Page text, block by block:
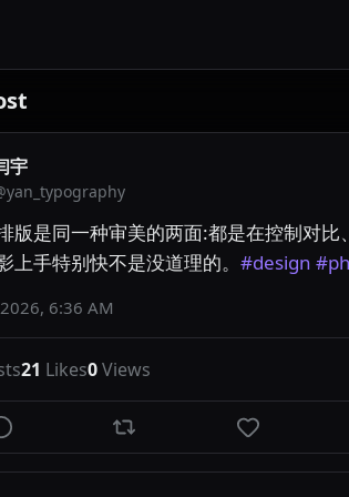
宇
yan_typography
版是同一种审美的两面:都是在控制对
上手特别快不是没道理的。 #design
6:36 AM
21 Likes0Views